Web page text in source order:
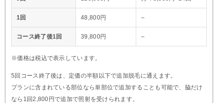
1回 48,800円 –
コース終了後1回 39,800円 –
※価格は税込で表示しています。
5回コース終了後は、定価の半額以下で追加脱毛に通えます。
プランに含まれている部位なら単部位で追加することも可能で、脇だけ
なら1回2,800円で追加で照射を受けられます。